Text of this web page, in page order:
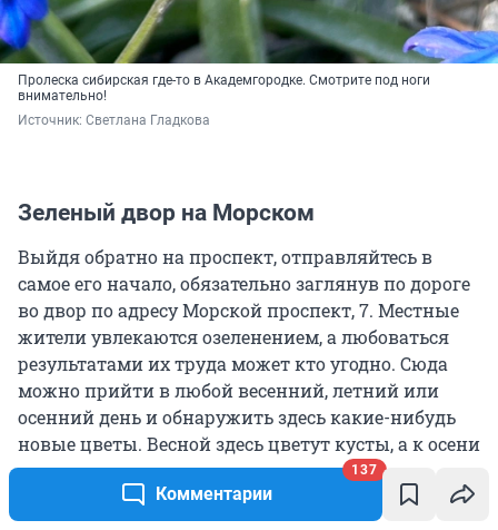
Комментарии
137
Пролеска сибирская где-то в Академгородке. Смотрите под ноги
внимательно!
Источник: Светлана Гладкова
Зеленый двор на Морском
Выйдя обратно на проспект, отправляйтесь в
самое его начало, обязательно заглянув по дороге
во двор по адресу Морской проспект, 7. Местные
жители увлекаются озеленением, а любоваться
результатами их труда может кто угодно. Сюда
можно прийти в любой весенний, летний или
осенний день и обнаружить здесь какие-нибудь
новые цветы. Весной здесь цветут кусты, а к осени
арки возле подъездов увивает буйная зелень.